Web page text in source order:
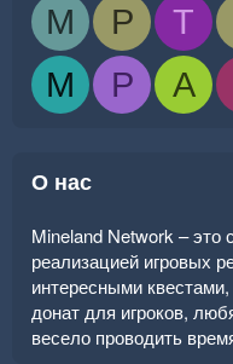
M P T
M
P A
О нас
Mineland Network – это
реализацией игровых
интересными
донат для игроков,
весело проводить